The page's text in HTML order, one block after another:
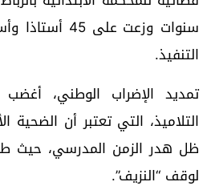
سنوات وزعت
التنفيذ.
تمديد الإضراب الوطني، أغضب
التلاميذ، التي تعتبر أن الضحية
ظل هدر الزمن المدرسي، حيث
لوقف “النزيف”.